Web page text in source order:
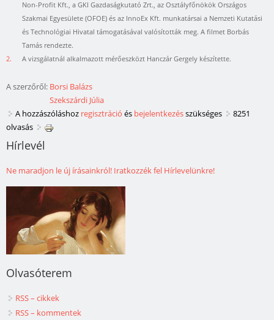
Non-Profit Kft., a GKI Gazdaságkutató Zrt., az Osztályfőnökök Országos
Szakmai Egyesülete (OFOE) és az InnoEx Kft. munkatársai a Nemzeti Kutatási
és Technológiai Hivatal támogatásával valósították meg. A filmet Borbás
Tamás rendezte.
2.
A vizsgálatnál alkalmazott mérőeszközt Hanczár Gergely készítette.
A szerzőről: Borsi Balázs
Szekszárdi Júlia
A hozzászóláshoz regisztráció és bejelentkezésszükséges
8251
olvasás
Hírlevél
Ne maradjon le új írásainkról! Iratkozzék fel Hírlevelünkre!
Olvasóterem
RSS – cikkek
RSS – kommentek